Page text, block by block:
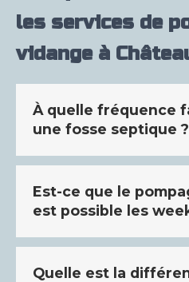
les services de
vidange à
À quelle fréquence
une fosse septique ?
Est-ce que le
est possible les
Quelle est la